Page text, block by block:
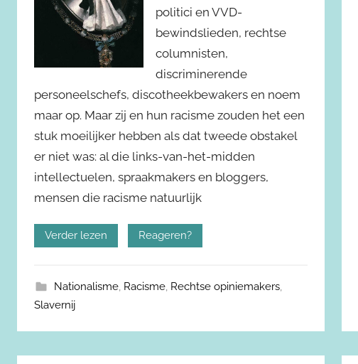
politici en VVD-
bewindslieden, rechtse
columnisten,
discriminerende
personeelschefs, discotheekbewakers en noem
maar op. Maar zij en hun racisme zouden het een
stuk moeilijker hebben als dat tweede obstakel
er niet was: al die links-van-het-midden
intellectuelen, spraakmakers en bloggers,
mensen die racisme natuurlijk
Verder lezen Reageren?
Nationalisme, Racisme, Rechtse opiniemakers,
Slavernij